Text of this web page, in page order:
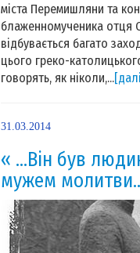
міста Перемишляни та
блаженномученика отця
відбувається багато
цього греко-
говорять, як ніколи,...
31.03.2014
« …Він був
мужем